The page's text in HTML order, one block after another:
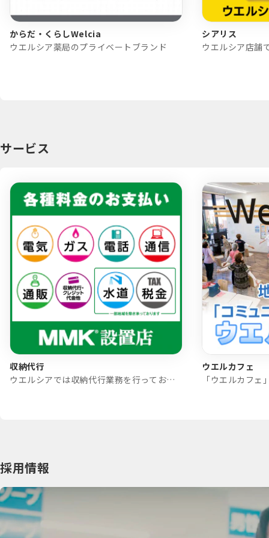
からだ・くらしWelcia
ウエルシア薬局のプライベートブランド
シアリス
ウエルシア店舗
サービス
収納代行
ウエルシアでは収納代行業務を行っております
ウエルカフェ
採用情報